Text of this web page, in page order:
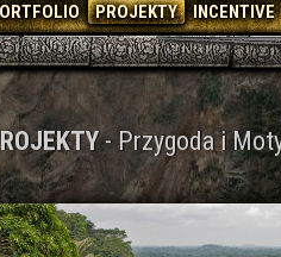
PROJEKTY INCENTIVE
- Przygoda i